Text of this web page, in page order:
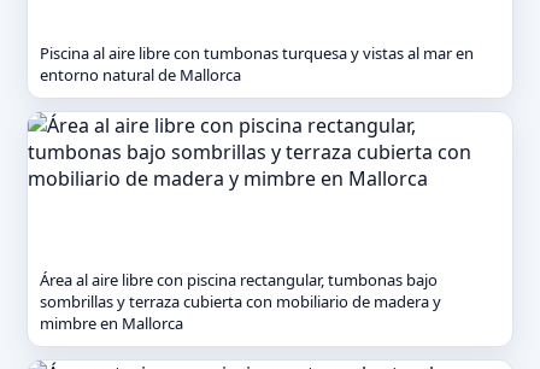
Piscina al aire libre con tumbonas turquesa y vistas al mar en
entorno natural de Mallorca
Área al aire libre con piscina rectangular, tumbonas bajo
sombrillas y terraza cubierta con mobiliario de madera y
mimbre en Mallorca